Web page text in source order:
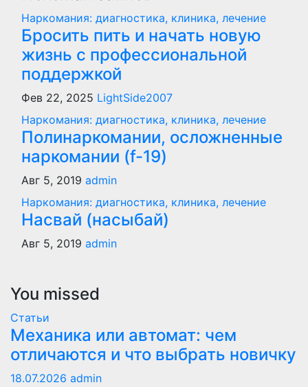
Наркомания: диагностика, клиника, лечение
Бросить пить и начать новую
жизнь с профессиональной
поддержкой
Фев 22, 2025 LightSide2007
Наркомания: диагностика, клиника, лечение
Полинаркомании, осложненные
наркомании (f-19)
Авг 5, 2019 admin
Наркомания: диагностика, клиника, лечение
Насвай (насыбай)
Авг 5, 2019 admin
You missed
Статьи
Механика или автомат: чем
отличаются и что выбрать новичку
18.07.2026 admin